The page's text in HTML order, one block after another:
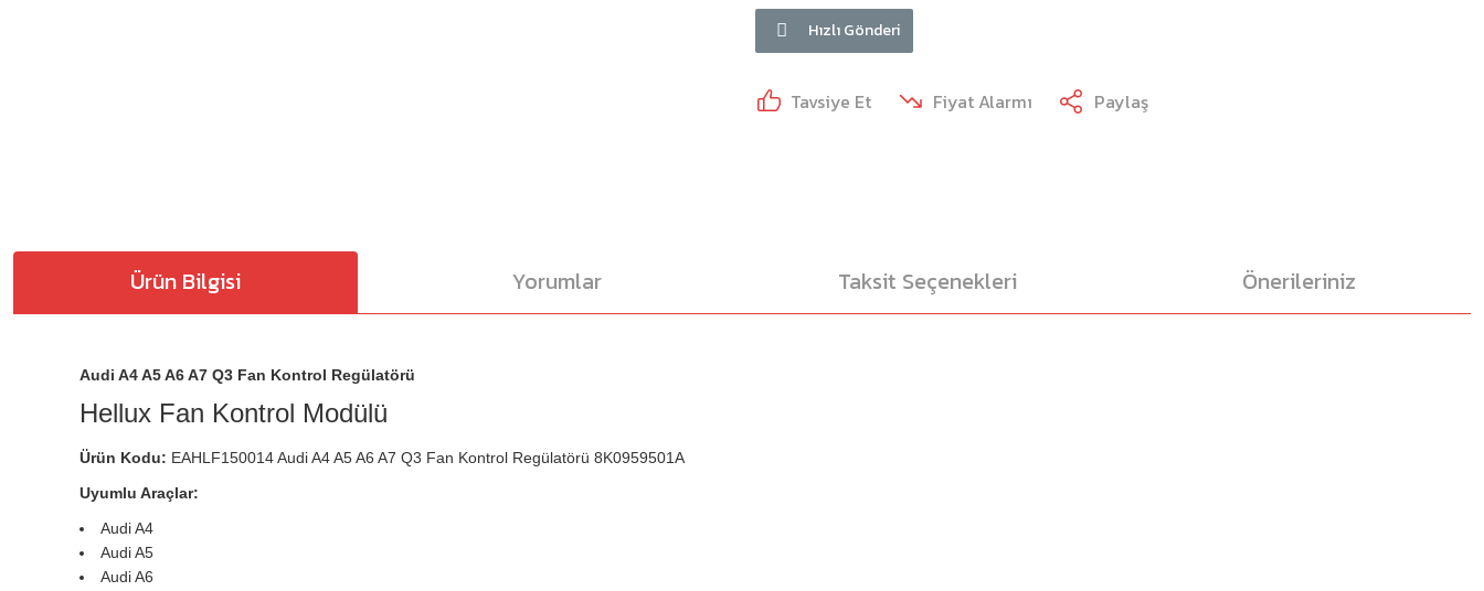
Hızlı Gönderi
Tavsiye Et Fiyat Alarmı Paylaş
Ürün Bilgisi Yorumlar Taksit Seçenekleri Önerileriniz
Audi A4 A5 A6 A7 Q3 Fan Kontrol Regülatörü
Hellux Fan Kontrol Modülü
Ürün Kodu: EAHLF150014 Audi A4 A5 A6 A7 Q3 Fan Kontrol Regülatörü 8K0959501A
Uyumlu Araçlar:
Audi A4
Audi A5
Audi A6